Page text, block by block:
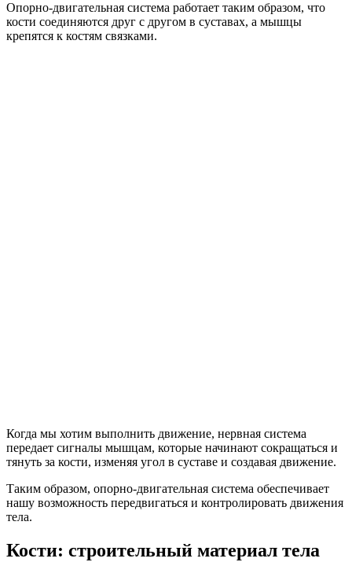
Опорно-двигательная система работает таким образом, что
кости соединяются друг с другом в суставах, а мышцы
крепятся к костям связками.
Когда мы хотим выполнить движение, нервная система
передает сигналы мышцам, которые начинают сокращаться и
тянуть за кости, изменяя угол в суставе и создавая движение.
Таким образом, опорно-двигательная система обеспечивает
нашу возможность передвигаться и контролировать движения
тела.
Кости: строительный материал тела